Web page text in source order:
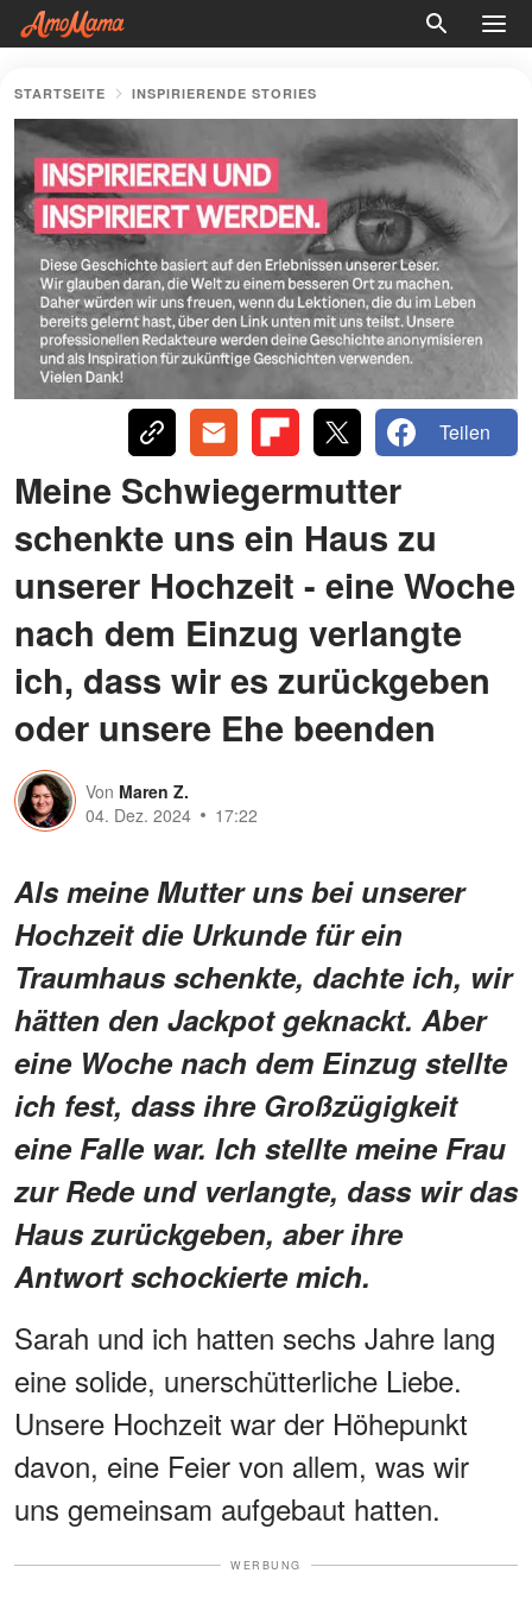
STARTSEITE INSPIRIERENDE STORIES
Teilen
Meine Schwiegermutter
schenkte uns ein Haus zu
unserer Hochzeit - eine Woche
nach dem Einzug verlangte
ich, dass wir es zurückgeben
oder unsere Ehe beenden
Von Maren Z.
04. Dez. 2024
17:22
Als meine Mutter uns bei unserer
Hochzeit die Urkunde für ein
Traumhaus schenkte, dachte ich, wir
hätten den Jackpot geknackt. Aber
eine Woche nach dem Einzug stellte
ich fest, dass ihre Großzügigkeit
eine Falle war. Ich stellte meine Frau
zur Rede und verlangte, dass wir das
Haus zurückgeben, aber ihre
Antwort schockierte mich.
Sarah und ich hatten sechs Jahre lang
eine solide, unerschütterliche Liebe.
Unsere Hochzeit war der Höhepunkt
davon, eine Feier von allem, was wir
uns gemeinsam aufgebaut hatten.
WERBUNG